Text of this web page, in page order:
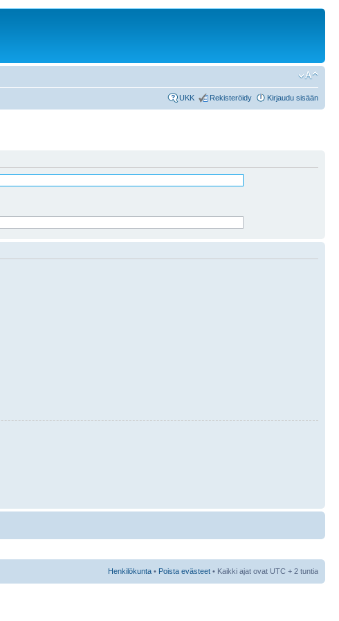
UKK Rekisteröidy Kirjaudu sisään
Henkilökunta • Poista evästeet • Kaikki ajat ovat UTC + 2 tuntia